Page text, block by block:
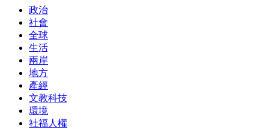
政治
社會
全球
生活
兩岸
地方
產經
文教科技
環境
社福人權